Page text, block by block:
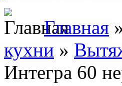
Главная
кухни »
Интегра 60